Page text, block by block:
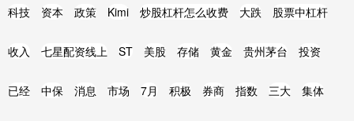
科技 资本 政策 Kimi 炒股杠杆怎么收费 大跌 股票中杠杆
收入 七星配资线上 ST 美股 存储 黄金 贵州茅台 投资
已经 中保 消息 市场 7月 积极 券商 指数 三大 集体